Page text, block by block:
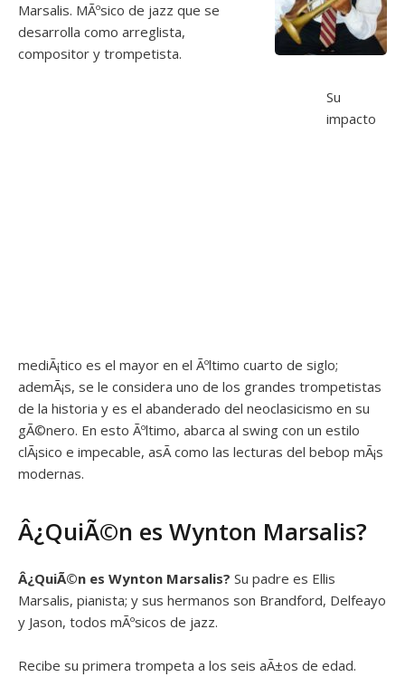
Marsalis. MÃºsico de jazz que se
desarrolla como arreglista,
compositor y trompetista.
Su
impacto
mediÃ¡tico es el mayor en el Ãºltimo cuarto de siglo;
ademÃ¡s, se le considera uno de los grandes trompetistas
de la historia y es el abanderado del neoclasicismo en su
gÃ©nero. En esto Ãºltimo, abarca al swing con un estilo
clÃ¡sico e impecable, asÃ­ como las lecturas del bebop mÃ¡s
modernas.
Â¿QuiÃ©n es Wynton Marsalis?
Â¿QuiÃ©n es Wynton Marsalis? Su padre es Ellis
Marsalis, pianista; y sus hermanos son Brandford, Delfeayo
y Jason, todos mÃºsicos de jazz.
Recibe su primera trompeta a los seis aÃ±os de edad.